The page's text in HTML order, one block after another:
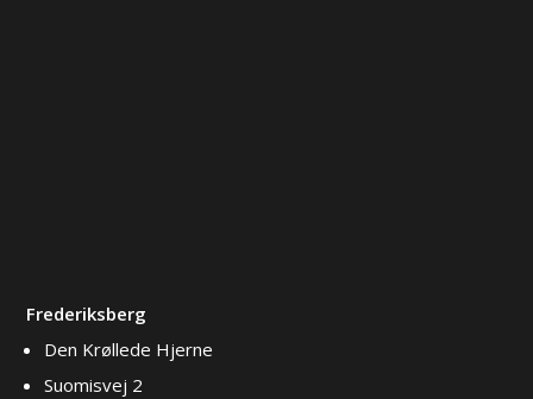
Frederiksberg
Den Krøllede Hjerne
Suomisvej 2